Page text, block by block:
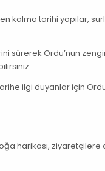
kalma tarihi yapılar,
sürerek Ordu’nun
ilgi duyanlar için
harikası, ziyaretçilere